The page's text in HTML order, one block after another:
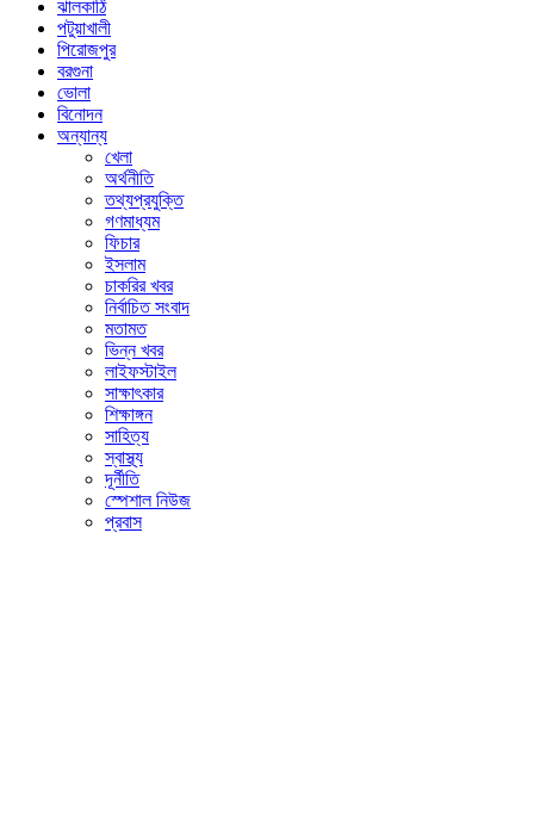
ঝালকাঠি
পটুয়াখালী
পিরোজপুর
বরগুনা
ভোলা
বিনোদন
অন্যান্য
খেলা
অর্থনীতি
তথ্যপ্রযুক্তি
গণমাধ্যম
ফিচার
ইসলাম
চাকরির খবর
নির্বাচিত সংবাদ
মতামত
ভিন্ন খবর
লাইফস্টাইল
সাক্ষাৎকার
শিক্ষাঙ্গন
সাহিত্য
স্বাস্থ্য
দূর্নীতি
স্পেশাল নিউজ
প্রবাস